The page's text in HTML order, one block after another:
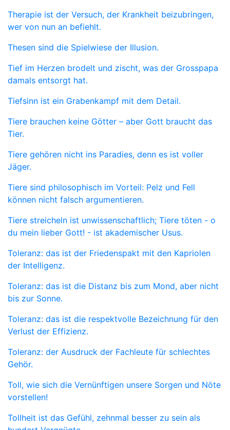
Therapie ist der Versuch, der Krankheit beizubringen,
wer von nun an befiehlt.
Thesen sind die Spielwiese der Illusion.
Tief im Herzen brodelt und zischt, was der Grosspapa
damals entsorgt hat.
Tiefsinn ist ein Grabenkampf mit dem Detail.
Tiere brauchen keine Götter – aber Gott braucht das
Tier.
Tiere gehören nicht ins Paradies, denn es ist voller
Jäger.
Tiere sind philosophisch im Vorteil: Pelz und Fell
können nicht falsch argumentieren.
Tiere streicheln ist unwissenschaftlich; Tiere töten - o
du mein lieber Gott! - ist akademischer Usus.
Toleranz: das ist der Friedenspakt mit den Kapriolen
der Intelligenz.
Toleranz: das ist die Distanz bis zum Mond, aber nicht
bis zur Sonne.
Toleranz: das ist die respektvolle Bezeichnung für den
Verlust der Effizienz.
Toleranz: der Ausdruck der Fachleute für schlechtes
Gehör.
Toll, wie sich die Vernünftigen unsere Sorgen und Nöte
vorstellen!
Tollheit ist das Gefühl, zehnmal besser zu sein als